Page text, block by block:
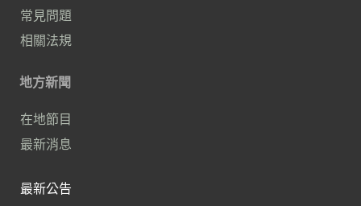
常見問題
相關法規
地方新聞
在地節目
最新消息
最新公告